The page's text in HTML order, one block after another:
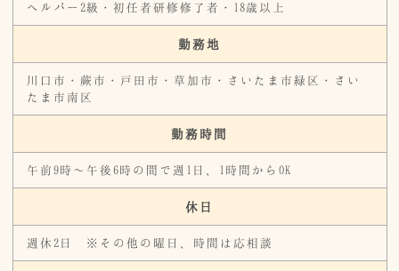
ヘルパー2級・初任者研修修了者・18歳以上
勤務地
川口市・蕨市・戸田市・草加市・さいたま市緑区・さい
たま市南区
勤務時間
午前9時～午後6時の間で週1日、1時間からOK
休日
週休2日 ※その他の曜日、時間は応相談